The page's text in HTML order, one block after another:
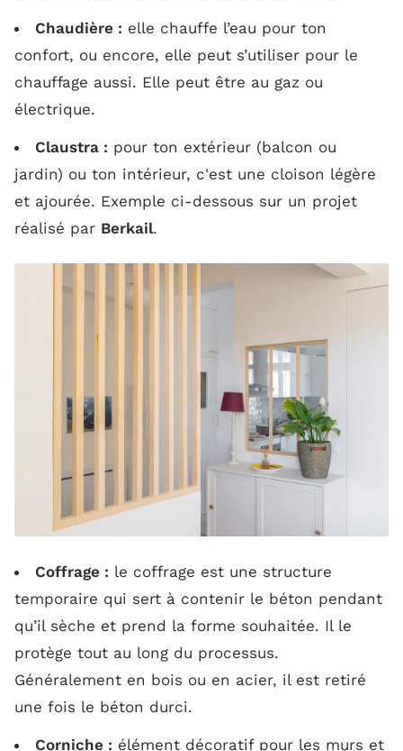
Chaudière : elle chauffe l’eau pour ton
confort, ou encore, elle peut s’utiliser pour le
chauffage aussi. Elle peut être au gaz ou
électrique.
Claustra : pour ton extérieur (balcon ou
jardin) ou ton intérieur, c'est une cloison légère
et ajourée. Exemple ci-dessous sur un projet
réalisé par Berkail.
Coffrage : le coffrage est une structure
temporaire qui sert à contenir le béton pendant
qu’il sèche et prend la forme souhaitée. Il le
protège tout au long du processus.
Généralement en bois ou en acier, il est retiré
une fois le béton durci.
Corniche : élément décoratif pour les murs et